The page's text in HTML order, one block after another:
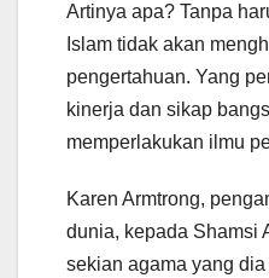
Artinya apa? Tanpa
Islam tidak akan
pengertahuan. Yang
kinerja dan sikap
memperlakukan ilmu
Karen Armtrong,
dunia, kepada Shamsi
sekian agama yang